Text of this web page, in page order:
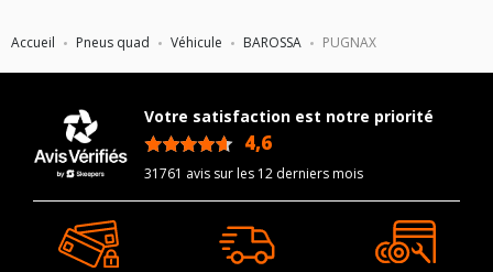
Accueil Pneus quad Véhicule BAROSSA PUGNAX
Votre satisfaction est notre priorité
4,6
31761 avis sur les 12 derniers mois